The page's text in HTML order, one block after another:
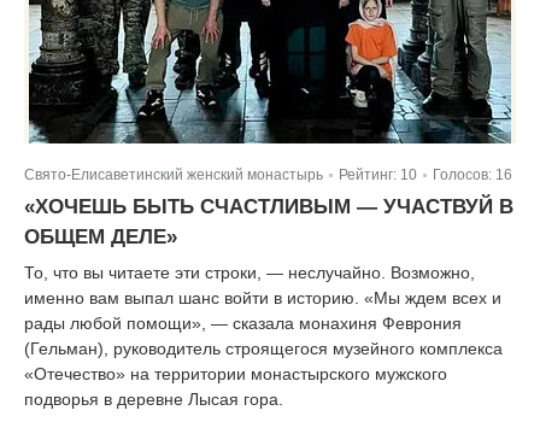
Свято-Елисаветинский женский монастырь Рейтинг: 10 Голосов: 16
«ХОЧЕШЬ БЫТЬ СЧАСТЛИВЫМ — УЧАСТВУЙ В
ОБЩЕМ ДЕЛЕ»
То, что вы читаете эти строки, — неслучайно. Возможно,
именно вам выпал шанс войти в историю. «Мы ждем всех и
рады любой помощи», — сказала монахиня Феврония
(Гельман), руководитель строящегося музейного комплекса
«Отечество» на территории монастырского мужского
подворья в деревне Лысая гора.